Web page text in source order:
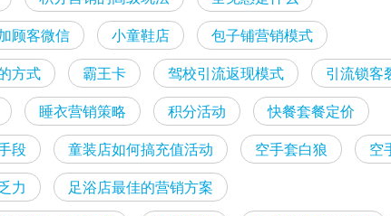
顾客微信
小童鞋店
包子铺营销模式
方式
霸王卡 驾校引流返现模式
引流锁客
睡衣营销策略 积分活动
快餐套餐定价
段
童装店如何搞充值活动 空手套白狼
空
力
足浴店最佳的营销方案